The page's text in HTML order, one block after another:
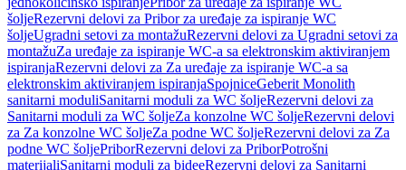
šoljeRezervni delovi za Pribor za uređaje za ispiranje WC
šoljeUgradni setovi za montažuRezervni delovi za Ugradni setovi za
montažuZa uređaje za ispiranje WC-a sa elektronskim aktiviranjem
ispiranjaRezervni delovi za Za uređaje za ispiranje WC-a sa
elektronskim aktiviranjem ispiranjaSpojniceGeberit Monolith
sanitarni moduliSanitarni moduli za WC šoljeRezervni delovi za
Sanitarni moduli za WC šoljeZa konzolne WC šoljeRezervni delovi
za Za konzolne WC šoljeZa podne WC šoljeRezervni delovi za Za
podne WC šoljePriborRezervni delovi za PriborPotrošni
materijaliSanitarni moduli za bideeRezervni delovi za Sanitarni